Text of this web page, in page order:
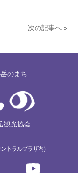
次の記事へ »
のまち
観光協会
トラルプラザ内）